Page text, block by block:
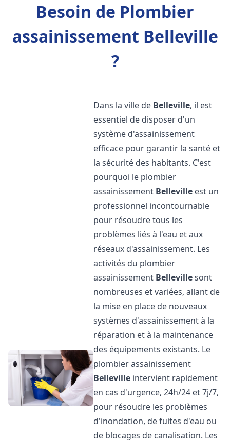
Besoin de Plombier
assainissement Belleville
?
Dans la ville de Belleville, il est
essentiel de disposer d'un
système d'assainissement
efficace pour garantir la santé et
la sécurité des habitants. C'est
pourquoi le plombier
assainissement Belleville est un
professionnel incontournable
pour résoudre tous les
problèmes liés à l'eau et aux
réseaux d'assainissement. Les
activités du plombier
assainissement Bellevillesont
nombreuses et variées, allant de
la mise en place de nouveaux
systèmes d'assainissement à la
réparation et à la maintenance
des équipements existants. Le
plombier assainissement
Belleville intervient rapidement
en cas d'urgence, 24h/24 et 7j/7,
pour résoudre les problèmes
d'inondation, de fuites d'eau ou
de blocages de canalisation. Les